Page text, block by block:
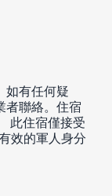
如有任何疑
者聯絡。住宿
此住宿僅接受
效的軍人身分